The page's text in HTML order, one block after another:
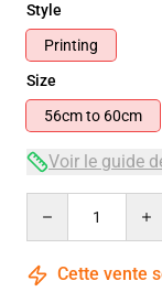
Style
Printing
Size
56cm to 60cm
Voir le guide
Cette vente